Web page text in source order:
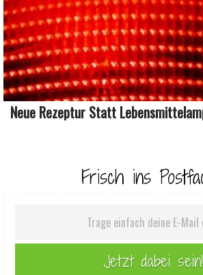
Neue Rezeptur Statt
Frisch ins